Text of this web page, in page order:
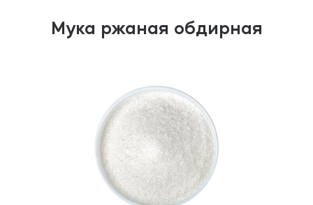
Мука ржаная обдирная